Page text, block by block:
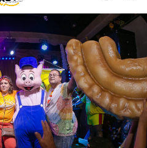
APP TV SBT
DE TELEVISÃO